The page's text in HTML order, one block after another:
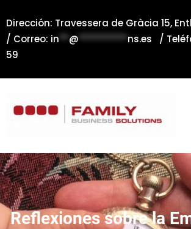
al
contenido
Dirección: Travessera de Gràcia 15,
/ Correo: in**@**********ns.es /
59
Reflexiones sobre la